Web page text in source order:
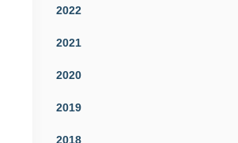
2022
2021
2020
2019
2018